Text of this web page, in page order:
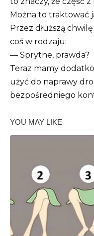
Można to traktować
Przez dłuższą
coś w rodzaju:
— Sprytne, prawda?
Teraz mamy
użyć do naprawy
bezpośredniego